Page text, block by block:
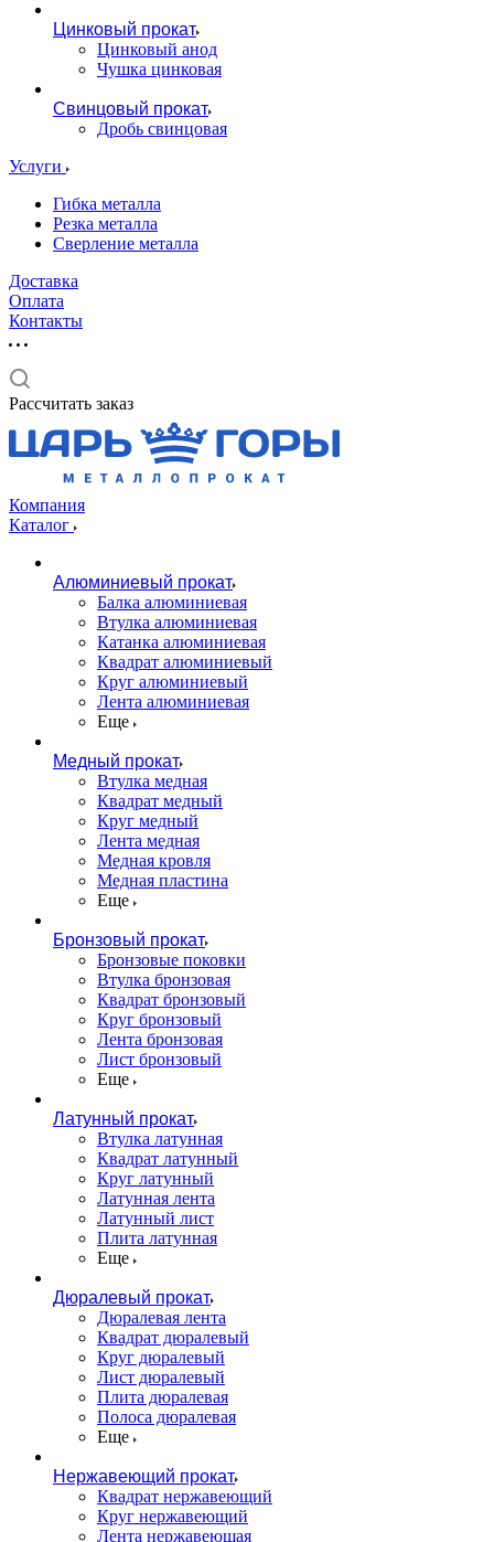
Цинковый прокат
Цинковый анод
Чушка цинковая
Свинцовый прокат
Дробь свинцовая
Услуги
Гибка металла
Резка металла
Сверление металла
Доставка
Оплата
Контакты
Рассчитать заказ
Компания
Каталог
Алюминиевый прокат
Балка алюминиевая
Втулка алюминиевая
Катанка алюминиевая
Квадрат алюминиевый
Круг алюминиевый
Лента алюминиевая
Еще
Медный прокат
Втулка медная
Квадрат медный
Круг медный
Лента медная
Медная кровля
Медная пластина
Еще
Бронзовый прокат
Бронзовые поковки
Втулка бронзовая
Квадрат бронзовый
Круг бронзовый
Лента бронзовая
Лист бронзовый
Еще
Латунный прокат
Втулка латунная
Квадрат латунный
Круг латунный
Латунная лента
Латунный лист
Плита латунная
Еще
Дюралевый прокат
Дюралевая лента
Квадрат дюралевый
Круг дюралевый
Лист дюралевый
Плита дюралевая
Полоса дюралевая
Еще
Нержавеющий прокат
Квадрат нержавеющий
Круг нержавеющий
Лента нержавеющая